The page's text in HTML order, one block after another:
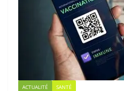
ACTUALITÉ SANTÉ